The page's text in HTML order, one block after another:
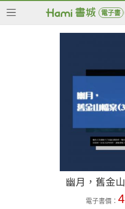
電子書
幽月，舊金
電子書價：